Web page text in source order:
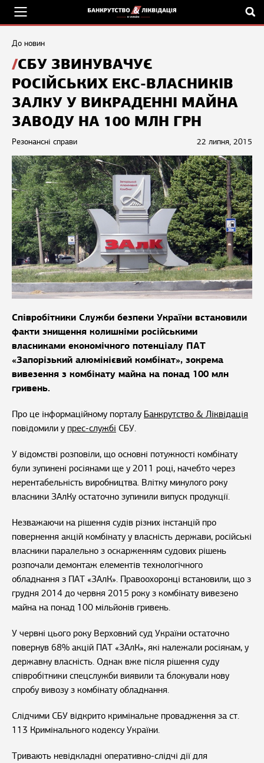
До новин
СБУ ЗВИНУВАЧУЄ
РОСІЙСЬКИХ ЕКС-ВЛАСНИКІВ
ЗАЛКУ У ВИКРАДЕННІ МАЙНА
ЗАВОДУ НА 100 МЛН ГРН
22 липня, 2015
Резонансні справи
Співробітники Служби безпеки України встановили
факти знищення колишніми російськими
власниками економічного потенціалу ПАТ
«Запорізький алюмінієвий комбінат», зокрема
вивезення з комбінату майна на понад 100 млн
гривень.
Про це інформаційному порталу Банкрутство & Ліквідація
повідомили у прес-службі СБУ.
У відомстві розповіли, що основні потужності комбінату
були зупинені росіянами ще у 2011 році, начебто через
нерентабельність виробництва. Влітку минулого року
власники ЗАлКу остаточно зупинили випуск продукції.
Незважаючи на рішення судів різних інстанцій про
повернення акцій комбінату у власність держави, російські
власники паралельно з оскарженням судових рішень
розпочали демонтаж елементів технологічного
обладнання з ПАТ «ЗАлК». Правоохоронці встановили, що з
грудня 2014 до червня 2015 року з комбінату вивезено
майна на понад 100 мільйонів гривень.
У червні цього року Верховний суд України остаточно
повернув 68% акцій ПАТ «ЗАлК», які належали росіянам, у
державну власність. Однак вже після рішення суду
співробітники спецслужби виявили та блокували нову
спробу вивозу з комбінату обладнання.
Слідчими СБУ відкрито кримінальне провадження за ст.
113 Кримінального кодексу України.
Тривають невідкладні оперативно-слідчі дії для